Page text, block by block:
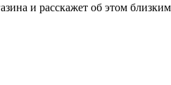
и расскажет об этом